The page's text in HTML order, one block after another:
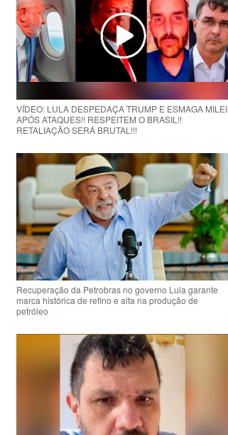
VÍDEO: LULA DESPEDAÇA TRUMP E ESMAGA MILEI
APÓS ATAQUES!! RESPEITEM O BRASIL!!
RETALIAÇÃO SERÁ BRUTAL!!!
Recuperação da Petrobras no governo Lula garante
marca histórica de refino e alta na produção de
petróleo